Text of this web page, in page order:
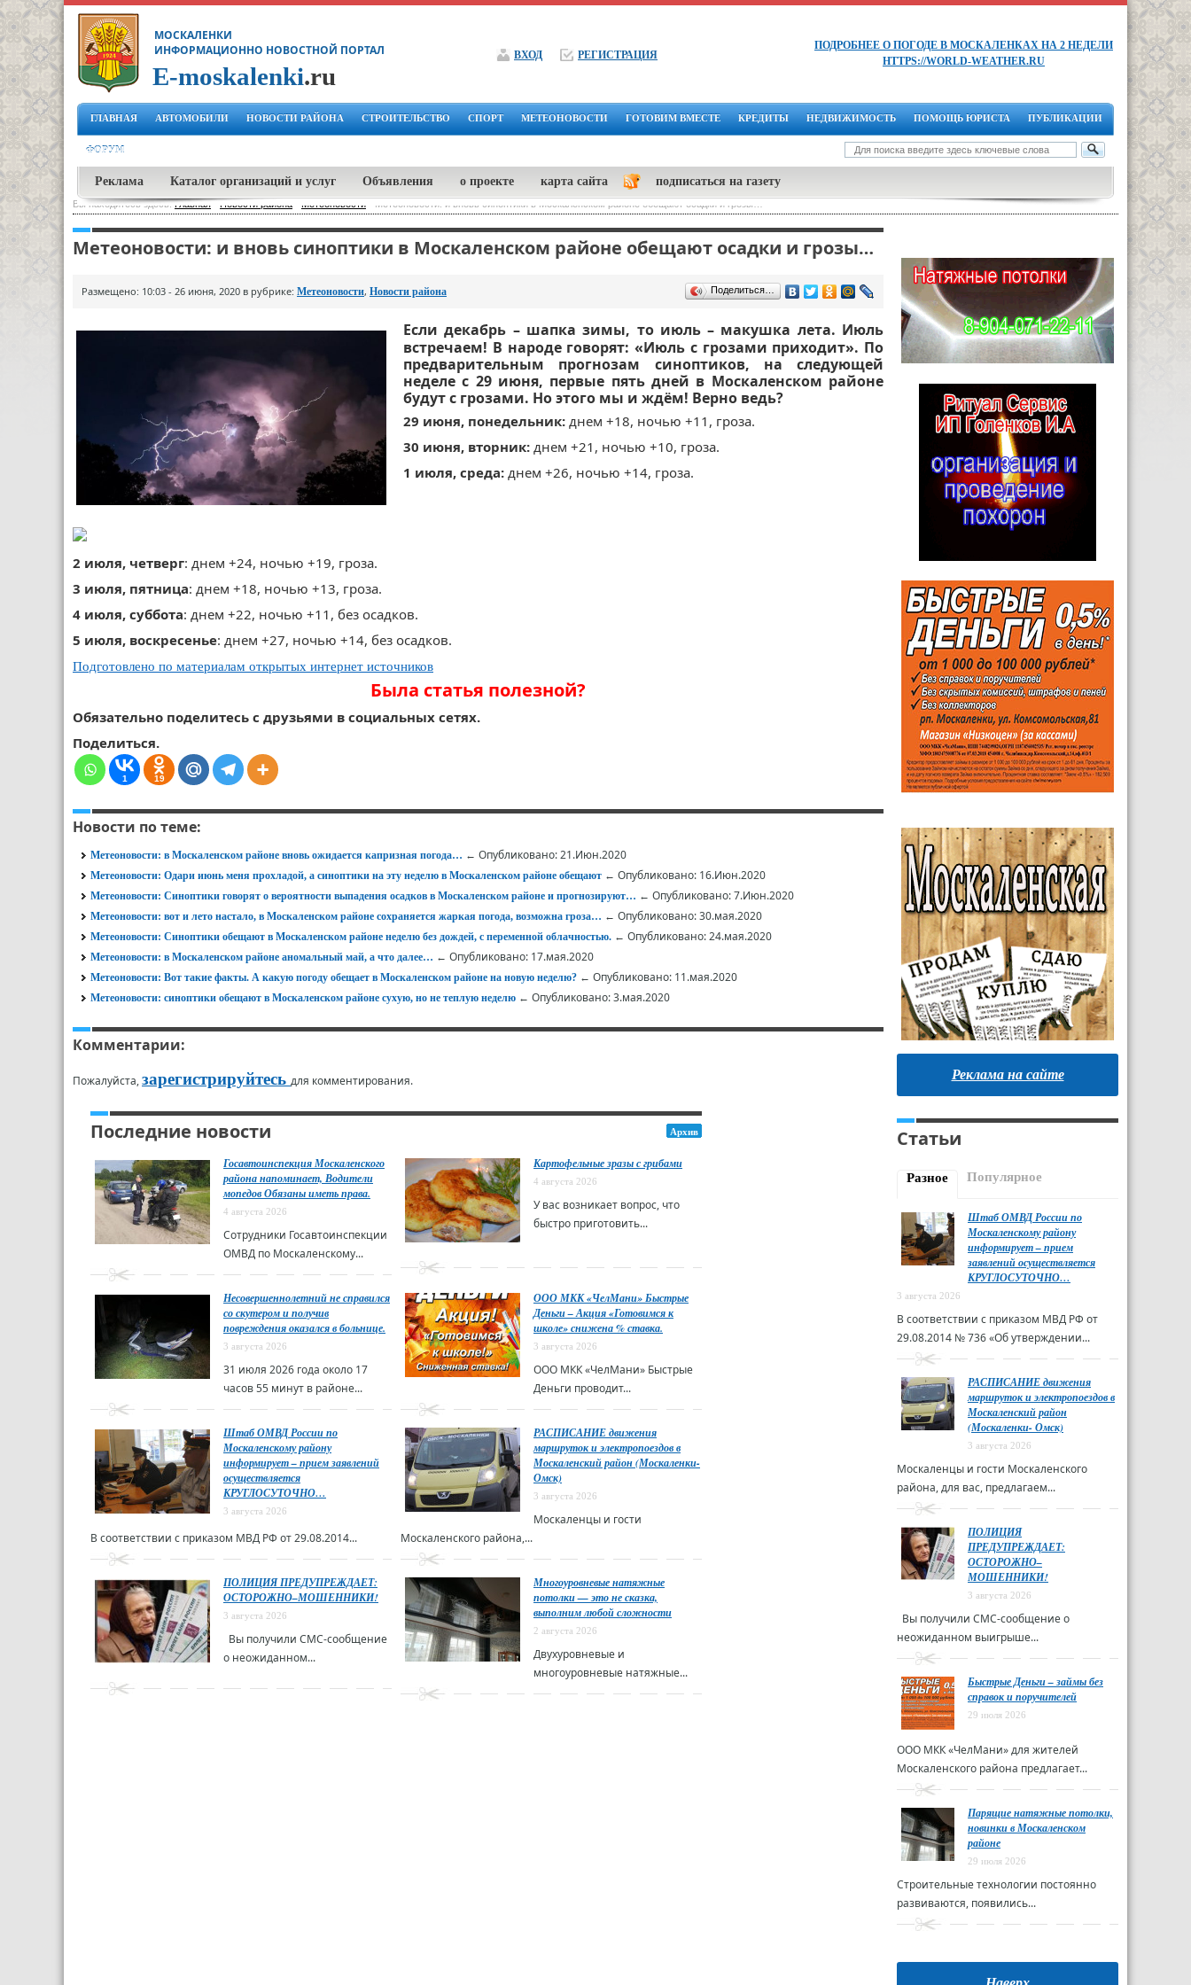
ВХОД РЕГИСТРАЦИЯ
МОСКАЛЕНКИ
ИНФОРМАЦИОННО НОВОСТНОЙ ПОРТАЛ
E-moskalenki.ru
ПОДРОБНЕЕ О ПОГОДЕ В МОСКАЛЕНКАХ НА 2 НЕДЕЛИ
HTTPS://WORLD-WEATHER.RU
ГЛАВНАЯ АВТОМОБИЛИ НОВОСТИ РАЙОНА СТРОИТЕЛЬСТВО СПОРТ МЕТЕОНОВОСТИ ГОТОВИМ ВМЕСТЕ КРЕДИТЫ НЕДВИЖИМОСТЬ ПОМОЩЬ ЮРИСТА ПУБЛИКАЦИИ
ФОРУМ
Реклама Каталог организаций и услуг Объявления о проекте карта сайта подписаться на газету
Вы находитесь здесь:Главная-Новости района Метеоновости Метеоновости: и вновь синоптики в Москаленском районе обещают осадки и грозы…
Метеоновости: и вновь синоптики в Москаленском районе обещают осадки и грозы…
Размещено: 10:03 - 26 июня, 2020 в рубрике: Метеоновости, Новости района Поделиться…
Если декабрь – шапка зимы, то июль – макушка лета. Июль
встречаем! В народе говорят: «Июль с грозами приходит». По
предварительным прогнозам синоптиков, на следующей
неделе с 29 июня, первые пять дней в Москаленском районе
будут с грозами. Но этого мы и ждём! Верно ведь?
29 июня, понедельник: днем +18, ночью +11, гроза.
30 июня, вторник: днем +21, ночью +10, гроза.
1 июля, среда: днем +26, ночью +14, гроза.
2 июля, четверг: днем +24, ночью +19, гроза.
3 июля, пятница: днем +18, ночью +13, гроза.
4 июля, суббота: днем +22, ночью +11, без осадков.
5 июля, воскресенье: днем +27, ночью +14, без осадков.
Подготовлено по материалам открытых интернет источников
Была статья полезной?
Обязательно поделитесь с друзьями в социальных сетях.
Поделиться.
1 19
Новости по теме:
Метеоновости: в Москаленском районе вновь ожидается капризная погода… ← Опубликовано: 21.Июн.2020
Метеоновости: Одари июнь меня прохладой, а синоптики на эту неделю в Москаленском районе обещают ← Опубликовано: 16.Июн.2020
Метеоновости: Синоптики говорят о вероятности выпадения осадков в Москаленском районе и прогнозируют… ← Опубликовано: 7.Июн.2020
Метеоновости: вот и лето настало, в Москаленском районе сохраняется жаркая погода, возможна гроза… ← Опубликовано: 30.мая.2020
Метеоновости: Синоптики обещают в Москаленском районе неделю без дождей, с переменной облачностью. ← Опубликовано: 24.мая.2020
Метеоновости: в Москаленском районе аномальный май, а что далее… ← Опубликовано: 17.мая.2020
Метеоновости: Вот такие факты. А какую погоду обещает в Москаленском районе на новую неделю? ← Опубликовано: 11.мая.2020
Метеоновости: синоптики обещают в Москаленском районе сухую, но не теплую неделю ← Опубликовано: 3.мая.2020
Комментарии:
Пожалуйста,зарегистрируйтесь для комментирования.
Последние новости Архив
Госавтоинспекция Москаленского
района напоминает, Водители
мопедов Обязаны иметь права.
4 августа 2026
Сотрудники Госавтоинспекции
ОМВД по Москаленскому...
Картофельные зразы с грибами
4 августа 2026
У вас возникает вопрос, что
быстро приготовить...
Несовершеннолетний не справился
со скутером и получив
повреждения оказался в больнице.
3 августа 2026
31 июля 2026 года около 17
часов 55 минут в районе...
ООО МКК «ЧелМани» Быстрые
Деньги – Акция «Готовимся к
школе» снижена % ставка.
3 августа 2026
ООО МКК «ЧелМани» Быстрые
Деньги проводит...
Штаб ОМВД России по
Москаленскому району
информирует – прием заявлений
осуществляется
КРУГЛОСУТОЧНО…
3 августа 2026
В соответствии с приказом МВД РФ от 29.08.2014...
РАСПИСАНИЕ движения
маршруток и электропоездов в
Москаленский район (Москаленки-
Омск)
3 августа 2026
Москаленцы и гости
Москаленского района,...
ПОЛИЦИЯ ПРЕДУПРЕЖДАЕТ:
ОСТОРОЖНО–МОШЕННИКИ!
3 августа 2026
Вы получили СМС-сообщение
о неожиданном...
Многоуровневые натяжные
потолки — это не сказка,
выполним любой сложности
2 августа 2026
Двухуровневые и
многоуровневые натяжные...
Реклама на сайте
Статьи
Разное Популярное
Штаб ОМВД России по
Москаленскому району
информирует – прием
заявлений осуществляется
КРУГЛОСУТОЧНО…
3 августа 2026
В соответствии с приказом МВД РФ от
29.08.2014 № 736 «Об утверждении...
РАСПИСАНИЕ движения
маршруток и электропоездов в
Москаленский район
(Москаленки- Омск)
3 августа 2026
Москаленцы и гости Москаленского
района, для вас, предлагаем...
ПОЛИЦИЯ
ПРЕДУПРЕЖДАЕТ:
ОСТОРОЖНО–
МОШЕННИКИ!
3 августа 2026
Вы получили СМС-сообщение о
неожиданном выигрыше...
Быстрые Деньги – займы без
справок и поручителей
29 июля 2026
ООО МКК «ЧелМани» для жителей
Москаленского района предлагает...
Парящие натяжные потолки,
новинки в Москаленском
районе
29 июля 2026
Строительные технологии постоянно
развиваются, появились...